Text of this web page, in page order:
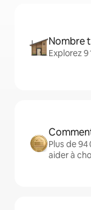
Nombre
Explorez
Plus de
aider à